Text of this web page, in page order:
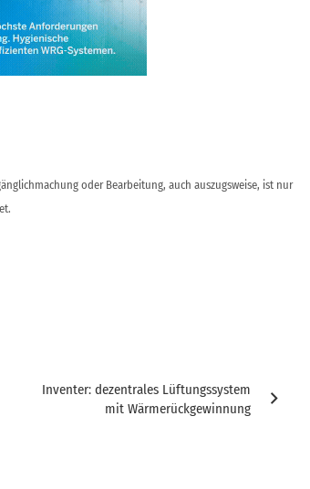
oder Bearbeitung, auch auszugsweise, ist nur
Inventer: dezentrales Lüftungssystem
mit Wärmerückgewinnung